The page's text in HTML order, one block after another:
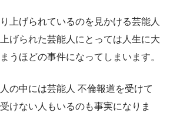
上げられているのを見かける芸能人
げられた芸能人にとっては人生に大
うほどの事件になってしまいます。
の中には芸能人 不倫報道を受けて
けない人もいるのも事実になりま